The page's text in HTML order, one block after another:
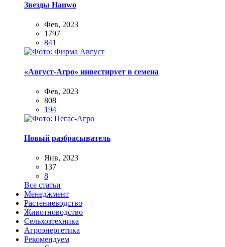
Звезды Hanwo
Фев, 2023
1797
841
«Август-Агро» инвестирует в семена
Фев, 2023
808
194
Новый разбрасыватель
Янв, 2023
137
8
Все статьи
Менеджмент
Растениеводство
Животноводство
Сельхозтехника
Агроэнергетика
Рекомендуем